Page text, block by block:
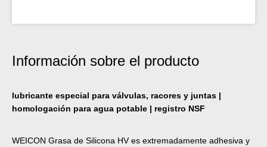
Información sobre el producto
lubricante especial para válvulas, racores y juntas |
homologación para agua potable | registro NSF
WEICON Grasa de Silicona HV es extremadamente adhesiva y